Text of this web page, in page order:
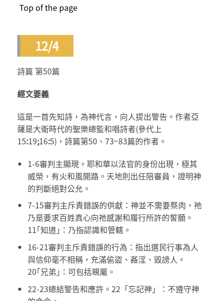
Top of the page
12/4
詩篇 第50篇
經文要義
這是一首先知詩，為神代言，向人提出警告。作者亞
薩是大衛時代的聖樂總監和唱詩者(參代上
15:19;16:5)，詩篇第50、73~83篇的作者。
1-6審判主顯現。耶和華以法官的身份出現，極其
威榮，有火和風開路。天地則出任陪審員，證明神
的判斷絕對公允。
7-15審判主斥責錯誤的供獻：神並不需要祭肉，祂
乃是要求百姓真心向祂感謝和履行所許的誓願。
11｢知道｣：乃指認識和管轄。
16-21審判主斥責錯誤的行為：指出選民行事為人
與信仰毫不相稱，充滿偷盜、姦淫、毀謗人。
20｢兄弟｣：可包括親屬。
22-23總結警告和應許。22「忘記神」：不遵守神